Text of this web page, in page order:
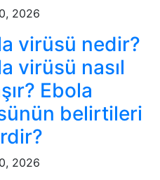
2026
virüsü nedir?
virüsü nasıl
Ebola
belirtileri
2026